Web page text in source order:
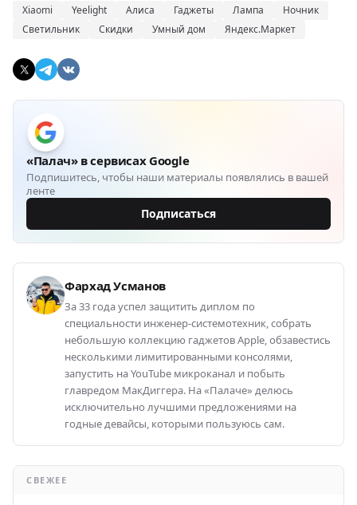
Xiaomi Yeelight Алиса Гаджеты Лампа
Ночник
Светильник
Скидки Умный дом Яндекс.Маркет
«Палач» в сервисах Google
Подпишитесь, чтобы наши материалы появлялись в вашей
ленте
Подписаться
Фархад Усманов
За 33 года успел защитить диплом по
специальности инженер-системотехник, собрать
небольшую коллекцию гаджетов Apple, обзавестись
несколькими лимитированными консолями,
запустить на YouTube микроканал и побыть
главредом МакДиггера. На «Палаче» делюсь
исключительно лучшими предложениями на
годные девайсы, которыми пользуюсь сам.
СВЕЖЕЕ